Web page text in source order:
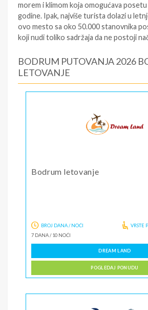
morem i klimom koja omogućava
godine. Ipak, najviše turista dolazi u
ovo mesto sa oko 50.000 stanovnika
koji nudi toliko sadržaja da ne postoji
BODRUM PUTOVANJA 2026
LETOVANJE
Bodrum letovanje
BROJ DANA / NOĆI
7 DANA/10 NOĆI
VRSTE
DREAM LAND
POGLEDAJ PONUDU